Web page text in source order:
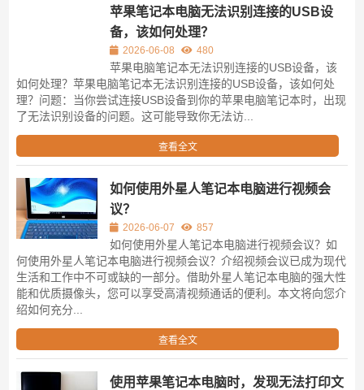
苹果笔记本电脑无法识别连接的USB设
备，该如何处理？
2026-06-08 480
苹果电脑笔记本无法识别连接的USB设备，该
如何处理？苹果电脑笔记本无法识别连接的USB设备，该如何处
理？问题：当你尝试连接USB设备到你的苹果电脑笔记本时，出现
了无法识别设备的问题。这可能导致你无法访...
查看全文
如何使用外星人笔记本电脑进行视频会
议？
2026-06-07 857
如何使用外星人笔记本电脑进行视频会议？如
何使用外星人笔记本电脑进行视频会议？介绍视频会议已成为现代
生活和工作中不可或缺的一部分。借助外星人笔记本电脑的强大性
能和优质摄像头，您可以享受高清视频通话的便利。本文将向您介
绍如何充分...
查看全文
使用苹果笔记本电脑时，发现无法打印文